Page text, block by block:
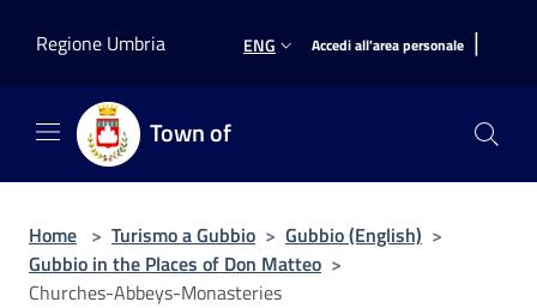
Regione Umbria
ENG Accedi all'area personale |
Town of
Home > Turismo a Gubbio > Gubbio (English) >
Gubbio in the Places of Don Matteo >
Churches-Abbeys-Monasteries